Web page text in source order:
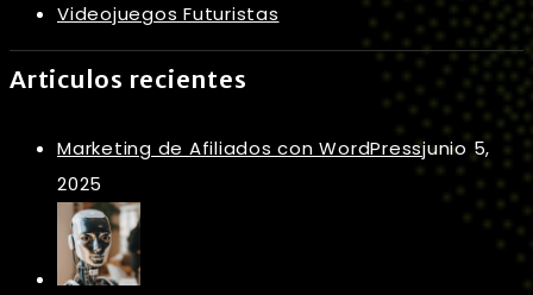
Videojuegos Futuristas
Articulos recientes
Marketing de Afiliados con WordPressjunio 5,
2025